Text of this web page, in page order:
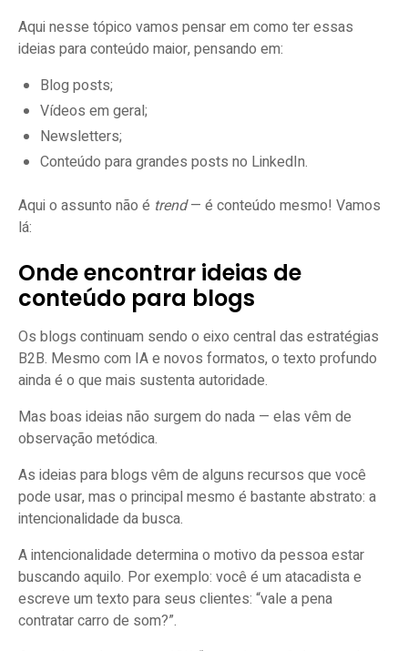
Aqui nesse tópico vamos pensar em como ter essas
ideias para conteúdo maior, pensando em:
Blog posts;
Vídeos em geral;
Newsletters;
Conteúdo para grandes posts no LinkedIn.
Aqui o assunto não é trend— é conteúdo mesmo! Vamos
lá:
Onde encontrar ideias de
conteúdo para blogs
Os blogs continuam sendo o eixo central das estratégias
B2B. Mesmo com IA e novos formatos, o texto profundo
ainda é o que mais sustenta autoridade.
Mas boas ideias não surgem do nada — elas vêm de
observação metódica.
As ideias para blogs vêm de alguns recursos que você
pode usar, mas o principal mesmo é bastante abstrato: a
intencionalidade da busca.
A intencionalidade determina o motivo da pessoa estar
buscando aquilo. Por exemplo: você é um atacadista e
escreve um texto para seus clientes: “vale a pena
contratar carro de som?”.